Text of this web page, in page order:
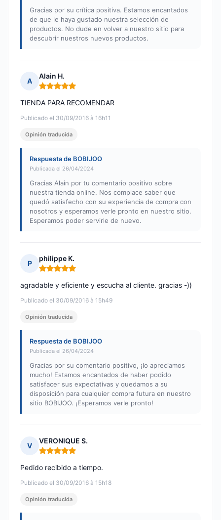
Gracias por su crítica positiva. Estamos encantados
de que le haya gustado nuestra selección de
productos. No dude en volver a nuestro sitio para
descubrir nuestros nuevos productos.
A
Alain H.
Nota: 5 de 5
Publicado el 30/09/2016 à 16h11
TIENDA PARA RECOMENDAR
Opinión traducida
Respuesta de BOBIJOO
Publicada el 26/04/2024
Gracias Alain por tu comentario positivo sobre
nuestra tienda online. Nos complace saber que
quedó satisfecho con su experiencia de compra con
nosotros y esperamos verle pronto en nuestro sitio.
Esperamos poder servirle de nuevo.
P
philippe K.
Nota: 5 de 5
Publicado el 30/09/2016 à 15h49
agradable y eficiente y escucha al cliente. gracias -))
Opinión traducida
Respuesta de BOBIJOO
Publicada el 26/04/2024
Gracias por su comentario positivo, ¡lo apreciamos
mucho! Estamos encantados de haber podido
satisfacer sus expectativas y quedamos a su
disposición para cualquier compra futura en nuestro
sitio BOBIJOO. ¡Esperamos verle pronto!
V
VERONIQUE S.
Nota: 5 de 5
Publicado el 30/09/2016 à 15h18
Pedido recibido a tiempo.
Opinión traducida